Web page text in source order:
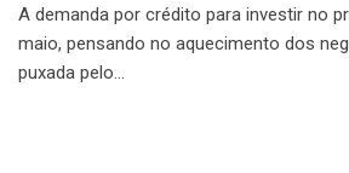
A demanda por crédito para investir no
maio, pensando no aquecimento dos
puxada pelo…